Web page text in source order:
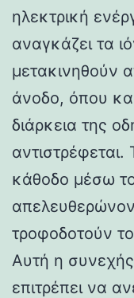
ηλεκτρική
αναγκάζει τα
μετακινηθούν
άνοδο, όπου
διάρκεια της
κάθοδο μέσω
τροφοδοτούν
Αυτή η
επιτρέπει να